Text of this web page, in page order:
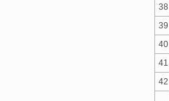
38
39
40
41
42